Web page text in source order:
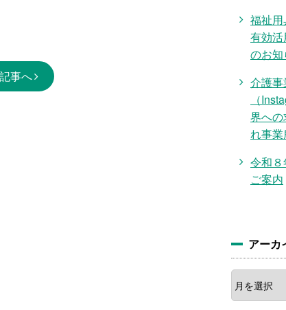
事へ
福祉
有効
のお
介護
（
界へ
れ事
令和
ご案内
アーカ
ア
ー
カ